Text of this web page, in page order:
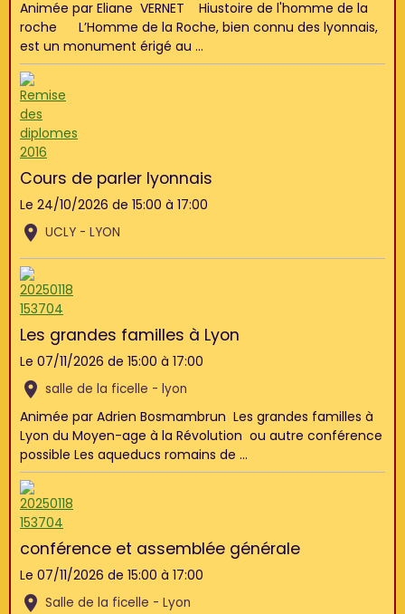
Animée par Eliane VERNET Hiustoire de l'homme de la
roche L’Homme de la Roche, bien connu des lyonnais,
est un monument érigé au ...
Cours de parler lyonnais
Le 24/10/2026 de 15:00 à 17:00
UCLY - LYON
Les grandes familles à Lyon
Le 07/11/2026 de 15:00 à 17:00
salle de la ficelle - lyon
Animée par Adrien Bosmambrun Les grandes familles à
Lyon du Moyen-age à la Révolution ou autre conférence
possible Les aqueducs romains de ...
conférence et assemblée générale
Le 07/11/2026 de 15:00 à 17:00
Salle de la ficelle - Lyon